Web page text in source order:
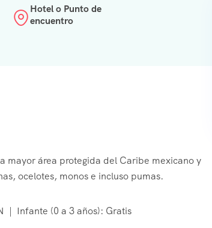
Hotel o Punto de
encuentro
mayor área protegida del Caribe mexicano y
ocelotes, monos e incluso pumas.
| Infante (0 a 3 años): Gratis